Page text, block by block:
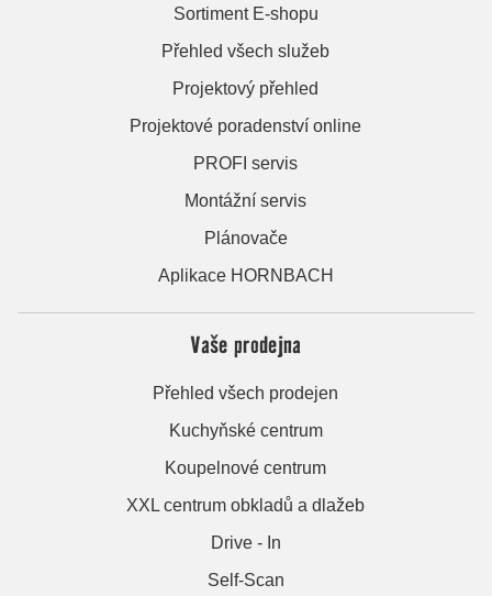
Sortiment E-shopu
Přehled všech služeb
Projektový přehled
Projektové poradenství online
PROFI servis
Montážní servis
Plánovače
Aplikace HORNBACH
Vaše prodejna
Přehled všech prodejen
Kuchyňské centrum
Koupelnové centrum
XXL centrum obkladů a dlažeb
Drive - In
Self-Scan